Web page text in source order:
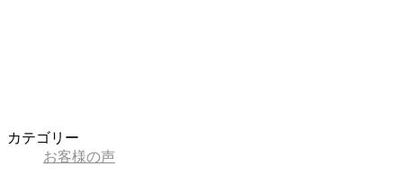
カテゴリー
お客様の声